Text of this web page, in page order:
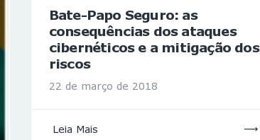
Bate-Papo Seguro: as
consequências dos ataques
cibernéticos e a mitigação dos
riscos
22 de março de 2018
Leia Mais